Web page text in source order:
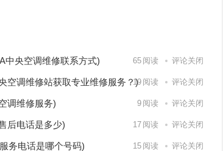
中央空调维修联系方式) 65 阅读 评论关闭
空调维修站获取专业维修服务？)19 阅读 评论关闭
调维修服务) 9 阅读 评论关闭
后电话是多少) 17 阅读 评论关闭
务电话是哪个号码) 15 阅读 评论关闭